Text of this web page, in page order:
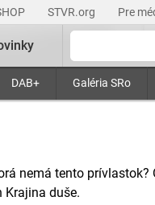
STVR.org Pre
DAB+ Galéria SRo
nemá tento prívlastok?
Krajina duše.